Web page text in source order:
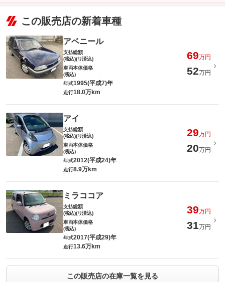
この販売店の新着車種
アベニール
支払総額
(税込)(リ済込)
69万円
車両本体価格
(税込)
52万円
年式1995(平成7)年
走行18.0万km
アイ
支払総額
(税込)(リ済込)
29万円
車両本体価格
(税込)
20万円
年式2012(平成24)年
走行8.9万km
ミラココア
支払総額
(税込)(リ済込)
39万円
車両本体価格
(税込)
31万円
年式2017(平成29)年
走行13.6万km
この販売店の在庫一覧を見る